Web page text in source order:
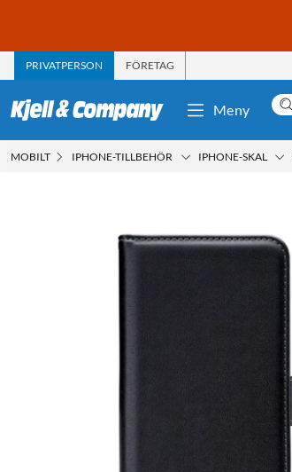
PRIVATPERSON FÖRETAG
Meny
MOBILT IPHONE-TILLBEHÖR IPHONE-SKAL